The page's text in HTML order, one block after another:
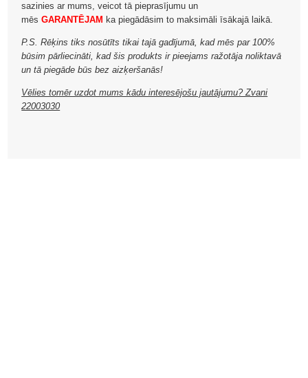
sazinies ar mums, veicot tā pieprasījumu un
mēsGARANTĒJAM ka piegādāsim to maksimāli īsākajā laikā.
P.S. Rēķins tiks nosūtīts tikai tajā gadījumā, kad mēs par 100%
būsim pārliecināti, kad šis produkts ir pieejams ražotāja noliktavā
un tā piegāde būs bez aizķeršanās!
Vēlies tomēr uzdot mums kādu interesējošu jautājumu? Zvani
22003030